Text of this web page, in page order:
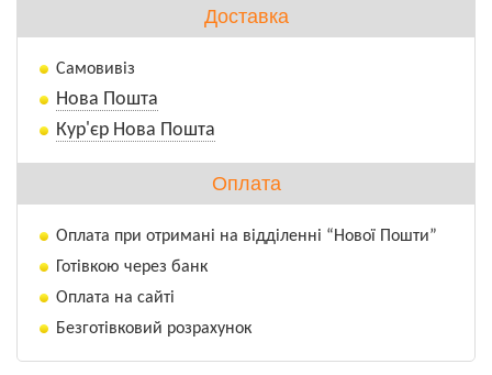
Доставка
Самовивіз
Нова Пошта
Кур'єр Нова Пошта
Оплата
Оплата при отримані на відділенні “Нової Пошти”
Готівкою через банк
Оплата на сайті
Безготівковий розрахунок